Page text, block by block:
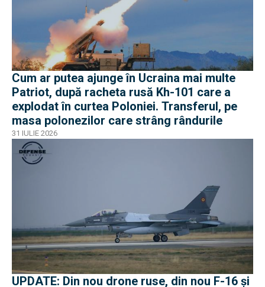
Cum ar putea ajunge în Ucraina mai multe
Patriot, după racheta rusă Kh-101 care a
explodat în curtea Poloniei. Transferul, pe
masa polonezilor care strâng rândurile
31 IULIE 2026
UPDATE: Din nou drone ruse, din nou F-16 și